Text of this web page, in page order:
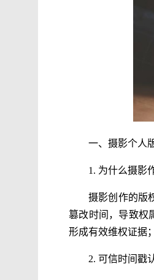
一、摄影个人
1. 为什么摄影
摄影创作的版
篡改时间，导致权
形成有效维权证据
2. 可信时间戳